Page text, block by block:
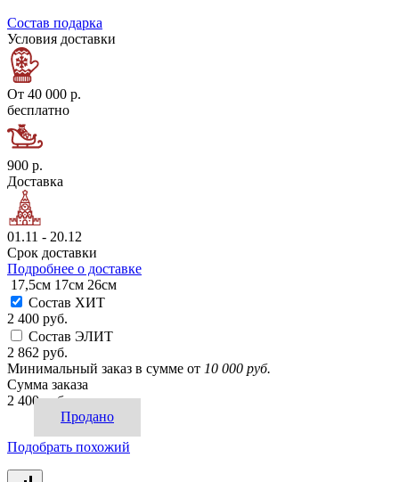
Состав подарка
Условия доставки
От 40 000 р.
бесплатно
900 р.
Доставка
01.11 - 20.12
Срок доставки
Подробнее о доставке
17,5см 17см 26см
Состав ХИТ
2 400 руб.
Состав ЭЛИТ
2 862 руб.
Минимальный заказ в сумме от 10 000 руб.
Сумма заказа
2 400 руб.
Продано
Подобрать похожий